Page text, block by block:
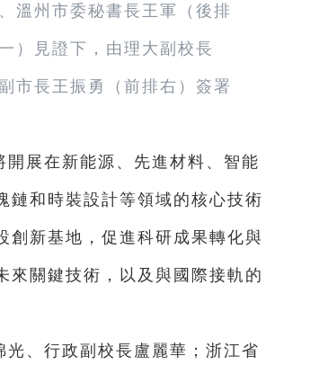
溫州市委秘書長王軍（後排
）見證下，由理大副校長
市長王振勇（前排右）簽署
展在新能源、先進材料、智能
鏈和時裝設計等領域的核心技術
創新基地，促進科研成果轉化與
來關鍵技術，以及與國際接軌的
、行政副校長盧麗華；浙江省